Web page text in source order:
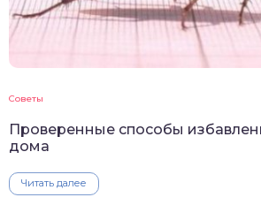
Советы
Проверенные способы
дома
Читать далее